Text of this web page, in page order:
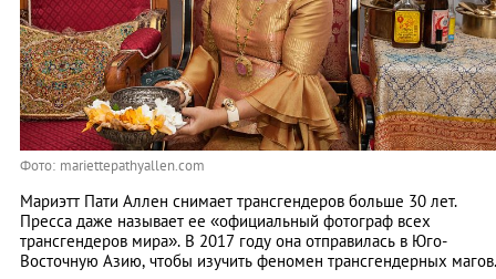
Фото: mariettepathyallen.com
Мариэтт Пати Аллен снимает трансгендеров больше 30 лет.
Пресса даже называет ее «официальный фотограф всех
трансгендеров мира». В 2017 году она отправилась в Юго-
Восточную Азию, чтобы изучить феномен трансгендерных магов.